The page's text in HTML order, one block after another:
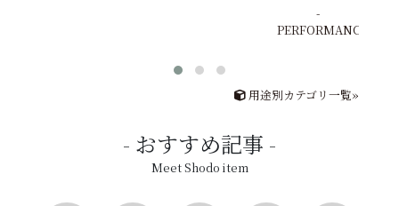
PERFORMANCE
用途別カテゴリ一覧»
おすすめ記事
Meet Shodo item